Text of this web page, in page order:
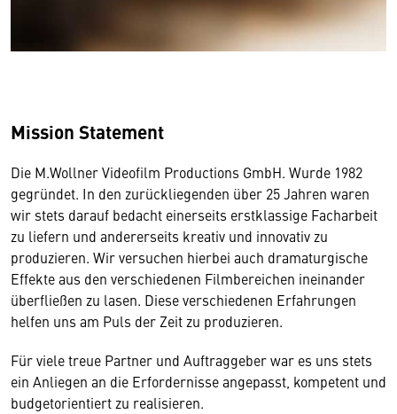
Mission Statement
Die M.Wollner Videofilm Productions GmbH. Wurde 1982
gegründet. In den zurückliegenden über 25 Jahren waren
wir stets darauf bedacht einerseits erstklassige Facharbeit
zu liefern und andererseits kreativ und innovativ zu
produzieren. Wir versuchen hierbei auch dramaturgische
Effekte aus den verschiedenen Filmbereichen ineinander
überfließen zu lasen. Diese verschiedenen Erfahrungen
helfen uns am Puls der Zeit zu produzieren.
Für viele treue Partner und Auftraggeber war es uns stets
ein Anliegen an die Erfordernisse angepasst, kompetent und
budgetorientiert zu realisieren.